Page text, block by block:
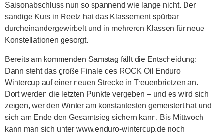
Saisonabschluss nun so spannend wie lange nicht. Der
sandige Kurs in Reetz hat das Klassement spürbar
durcheinandergewirbelt und in mehreren Klassen für neue
Konstellationen gesorgt.
Bereits am kommenden Samstag fällt die Entscheidung:
Dann steht das große Finale des ROCK Oil Enduro
Wintercup auf einer neuen Strecke in Treuenbrietzen an.
Dort werden die letzten Punkte vergeben – und es wird sich
zeigen, wer den Winter am konstantesten gemeistert hat und
sich am Ende den Gesamtsieg sichern kann. Bis Mittwoch
kann man sich unter www.enduro-wintercup.de noch